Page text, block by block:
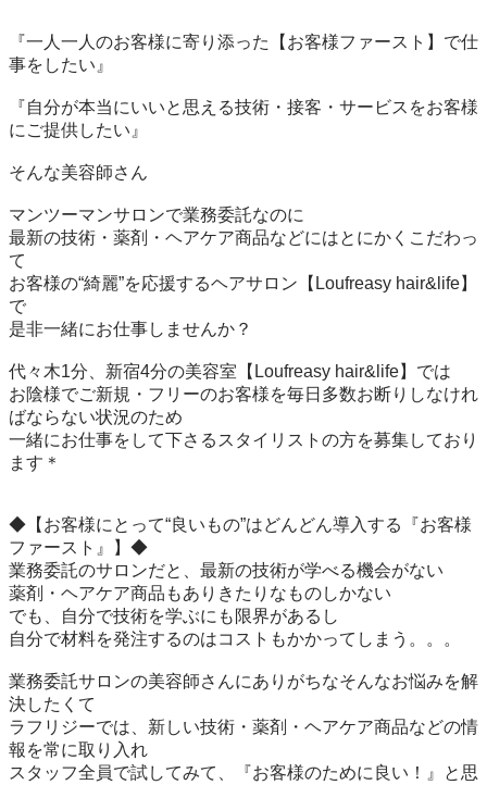
『一人一人のお客様に寄り添った【お客様ファースト】で仕
事をしたい』
『自分が本当にいいと思える技術・接客・サービスをお客様
にご提供したい』
そんな美容師さん
マンツーマンサロンで業務委託なのに
最新の技術・薬剤・ヘアケア商品などにはとにかくこだわっ
て
お客様の“綺麗”を応援するヘアサロン【Loufreasy hair&life】
で
是非一緒にお仕事しませんか？
代々木1分、新宿4分の美容室【Loufreasy hair&life】では
お陰様でご新規・フリーのお客様を毎日多数お断りしなけれ
ばならない状況のため
一緒にお仕事をして下さるスタイリストの方を募集しており
ます＊
◆【お客様にとって“良いもの”はどんどん導入する『お客様
ファースト』】◆
業務委託のサロンだと、最新の技術が学べる機会がない
薬剤・ヘアケア商品もありきたりなものしかない
でも、自分で技術を学ぶにも限界があるし
自分で材料を発注するのはコストもかかってしまう。。。
業務委託サロンの美容師さんにありがちなそんなお悩みを解
決したくて
ラフリジーでは、新しい技術・薬剤・ヘアケア商品などの情
報を常に取り入れ
スタッフ全員で試してみて、『お客様のために良い！』と思